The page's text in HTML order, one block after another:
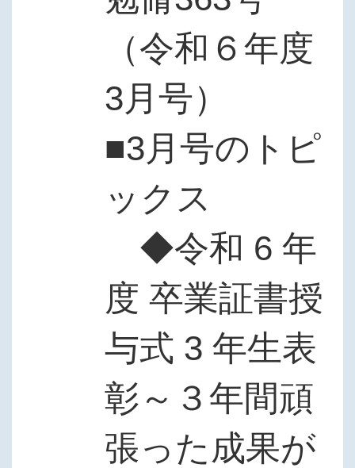
（令和６年度
3月号）
■3月号のトピ
ックス
◆令和 6 年
度 卒業証書授
与式 3 年生表
彰～３年間頑
張った成果が